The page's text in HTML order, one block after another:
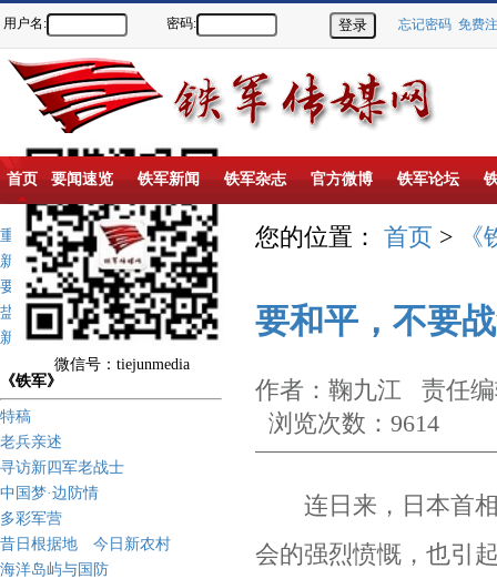
微信号：tiejunmedia
用户名: 密码: 忘记密码 免费
首页 要闻速览 铁军新闻 铁军杂志 官方微博 铁军论坛
重点推荐
新闻动态
要闻速览
盐城新四军纪念馆
新四军历史上的今天
《铁军》
特稿
老兵亲述
寻访新四军老战士
中国梦·边防情
多彩军营
昔日根据地 今日新农村
海洋岛屿与国防
您的位置： 首页 >
要和平，不要
作者：鞠九江 责任
浏览次数：9614
连日来，日本首
会的强烈愤慨，也引